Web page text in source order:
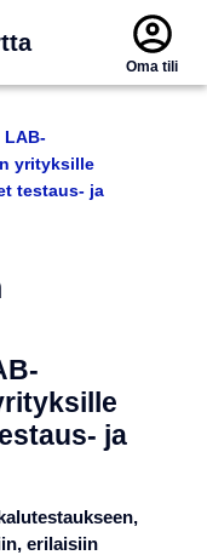
Oma tili
LAB-
yrityksille
testaus- ja
ja
erilaisiin